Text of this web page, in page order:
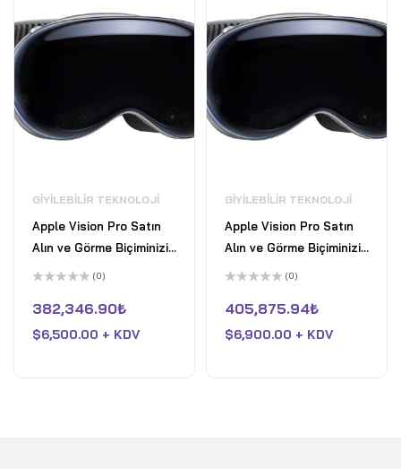
GIYILEBILIR TEKNOLOJI
Apple Vision Pro Satın
Alın ve Görme Biçiminizi
Değiştirin
üzerinden
0
aldı
(0)
382,346.90₺
$6,500.00 + KDV
GIYILEBILIR TEKNOLOJI
Apple Vision Pro Satın
Alın ve Görme Biçiminizi
Değiştirin
üzerinden
0
aldı
(0)
405,875.94₺
$6,900.00 + KDV